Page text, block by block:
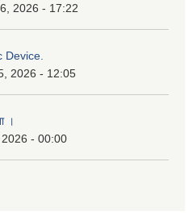
2026 - 17:22
Device.
2026 - 12:05
।
- 00:00